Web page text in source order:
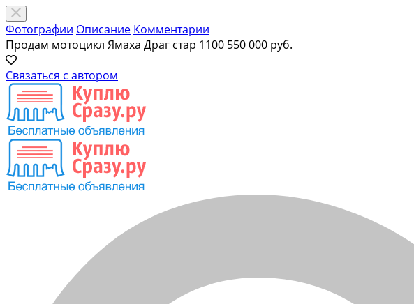
Фотографии Описание Комментарии
Продам мотоцикл Ямаха Драг стар 1100 550 000 руб.
Связаться с автором